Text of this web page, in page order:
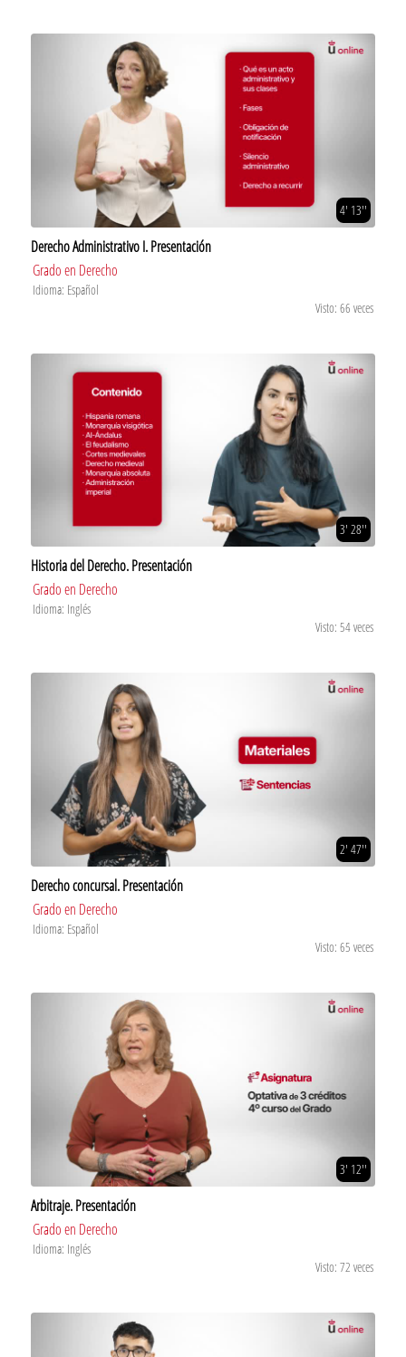
4' 13''
Derecho Administrativo I. Presentación
Grado en Derecho
Idioma: Español
Visto: 66 veces
3' 28''
Historia del Derecho. Presentación
Grado en Derecho
Idioma: Inglés
Visto: 54 veces
2' 47''
Derecho concursal. Presentación
Grado en Derecho
Idioma: Español
Visto: 65 veces
3' 12''
Arbitraje. Presentación
Grado en Derecho
Idioma: Inglés
Visto: 72 veces